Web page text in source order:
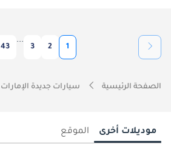
1
2
3
...
43
الصفحة الرئيسية سيارات جديدة الإمارات
موديلات أخرى الموقع